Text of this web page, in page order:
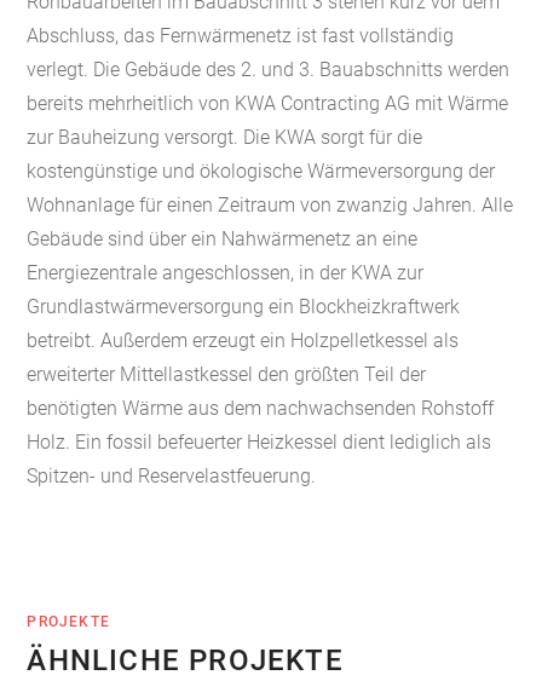
Abschluss, das Fernwärmenetz ist fast vollständig
verlegt. Die Gebäude des 2. und 3. Bauabschnitts werden
bereits mehrheitlich von KWA Contracting AG mit Wärme
zur Bauheizung versorgt. Die KWA sorgt für die
kostengünstige und ökologische Wärmeversorgung der
Wohnanlage für einen Zeitraum von zwanzig Jahren. Alle
Gebäude sind über ein Nahwärmenetz an eine
Energiezentrale angeschlossen, in der KWA zur
Grundlastwärmeversorgung ein Blockheizkraftwerk
betreibt. Außerdem erzeugt ein Holzpelletkessel als
erweiterter Mittellastkessel den größten Teil der
benötigten Wärme aus dem nachwachsenden Rohstoff
Holz. Ein fossil befeuerter Heizkessel dient lediglich als
Spitzen- und Reservelastfeuerung.
PROJEKTE
ÄHNLICHE PROJEKTE